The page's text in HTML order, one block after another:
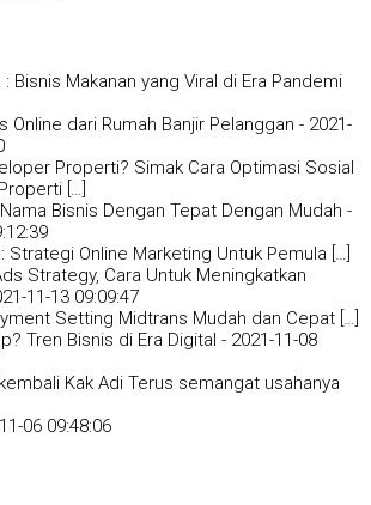
: Bisnis Makanan yang Viral di Era Pandemi
Online dari Rumah Banjir Pelanggan - 2021-
Properti? Simak Cara Optimasi Sosial
[…]
Bisnis Dengan Tepat Dengan Mudah -
Strategi Online Marketing Untuk Pemula […]
Strategy, Cara Untuk Meningkatkan
11-13 09:09:47
Setting Midtrans Mudah dan Cepat […]
Tren Bisnis di Era Digital - 2021-11-08
Kak Adi Terus semangat usahanya
06 09:48:06